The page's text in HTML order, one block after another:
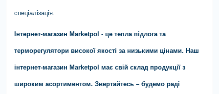
спеціалізація.
Інтернет-магазин Marketpol - це тепла підлога та
терморегулятори високої якості за низькими цінами. Наш
інтернет-магазин Marketpol має свій склад продукції з
широким асортиментом. Звертайтесь – будемо раді